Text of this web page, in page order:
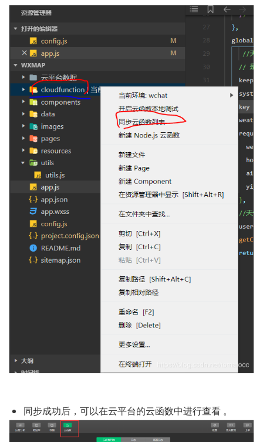
同步成功后，可以在云平台的云函数中进行查看 。